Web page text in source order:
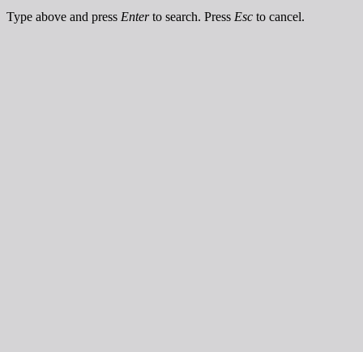
Type above and press Enterto search. Press Esc to cancel.